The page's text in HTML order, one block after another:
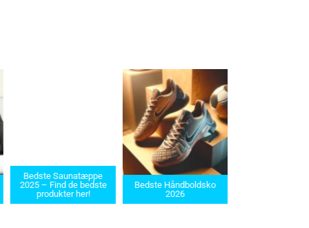
Saunatæppe
– Find de bedste
produkter her!
Bedste Håndboldsko
Bedste barbermaskiner